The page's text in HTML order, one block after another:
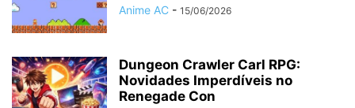
Anime AC - 15/06/2026
Dungeon Crawler Carl RPG:
Novidades Imperdíveis no
Renegade Con